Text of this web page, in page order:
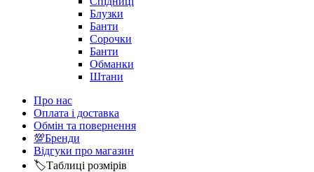
Блузки
Банти
Сорочки
Банти
Обманки
Штани
Про нас
Оплата і доставка
Обмін та повернення
💯Бренди
Відгуки про магазин
🏷️Таблиці розмірів